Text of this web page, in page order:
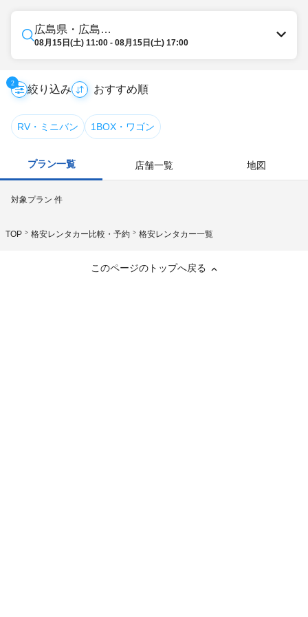
広島県・広島・宮島
08月15日(土) 11:00 - 08月15日(土) 17:00
2
絞り込み
RV・ミニバン 1BOX・ワゴン
プラン一覧 店舗一覧 地図
対象プラン 件
TOP 格安レンタカー比較・予約 格安レンタカー一覧
このページのトップへ戻る